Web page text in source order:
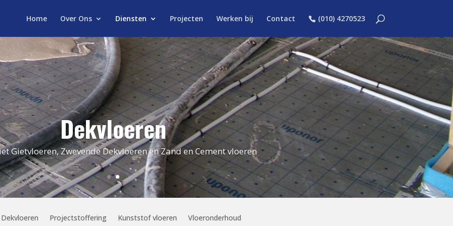
Home Over Ons Diensten Projecten Werken bij Contact (010) 4270523
Dekvloeren
Gietvloeren, Zwevende Dekvloeren en Zand en Cement vloeren
Dekvloeren Projectstoffering Kunststof vloeren Vloeronderhoud